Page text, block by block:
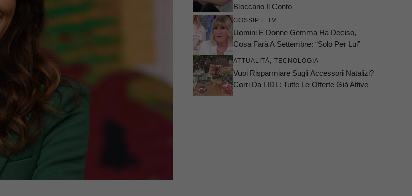
Bloccano Il Conto
GOSSIP E TV
Uomini E Donne Gemma Ha Deciso,
Cosa Farà A Settembre: “Solo Per Lui”
ATTUALITÀ, TECNOLOGIA
Vuoi Risparmiare Sugli Accessori Natalizi?
Corri Da LIDL: Tutte Le Offerte Già Attive